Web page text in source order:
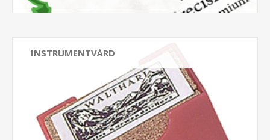
INSTRUMENTVÅRD